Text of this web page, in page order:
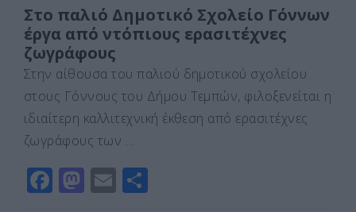
Στο παλιό Δημοτικό Σχολείο Γόννων
έργα από ντόπιους ερασιτέχνες
ζωγράφους
Στην αίθουσα του παλιού δημοτικού σχολείου
στους Γόννους του Δήμου Τεμπών, φιλοξενείται η
ιδιαίτερη καλλιτεχνική έκθεση από ερασιτέχνες
ζωγράφους των …
F M E